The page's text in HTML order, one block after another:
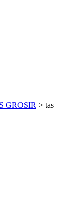
GROSIR > tas